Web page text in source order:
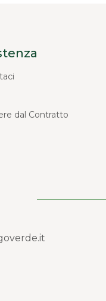
dal Contratto